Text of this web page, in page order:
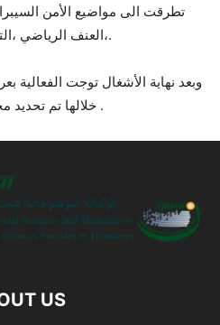
تطرقت الى مواضيع الأمن
،العنف الرياضي ،التراث الثقافي المادي و اللامادي.
وبعد نهاية الأشغال توجت الفعالية
خلالها تم تحديد محاور و مواضيع البحث المقترحة .
US